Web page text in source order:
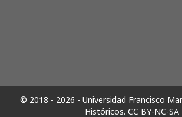
© 2018 - 2026 - Universidad Francisco
Históricos. CC BY-NC-SA